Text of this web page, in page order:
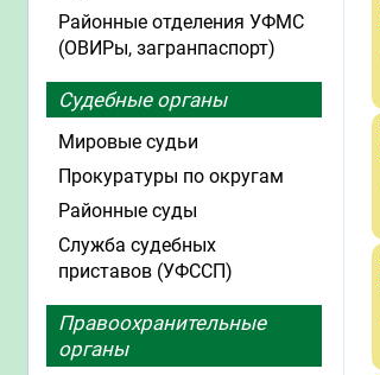
Районные отделения УФМС
(ОВИРы, загранпаспорт)
Судебные органы
Мировые судьи
Прокуратуры по округам
Районные суды
Служба судебных
приставов (УФССП)
Правоохранительные
органы